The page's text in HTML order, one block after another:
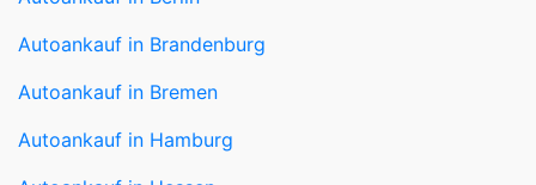
Autoankauf in Bremen
Autoankauf in Hamburg
Autoankauf in Hessen
Autoankauf in Mecklenburg-Vorpommern